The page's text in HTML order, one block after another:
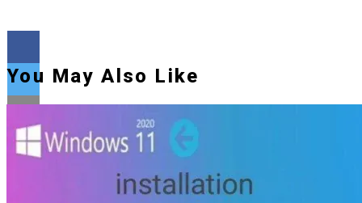
Flipboard
You May Also Like